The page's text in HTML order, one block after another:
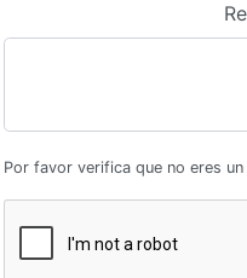
Por favor verifica que no eres